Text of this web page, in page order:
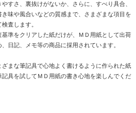
すさ、裏抜けがないか、さらに、すべり具合、
味や風合いなどの質感まで、さまざまな項目を
査します。
準をクリアした紙だけが、ＭＤ用紙として出荷
日記、メモ等の商品に採用されています。
まな筆記具で心地よく書けるように作られた紙
具を試してＭＤ用紙の書き心地を楽しんでくだ